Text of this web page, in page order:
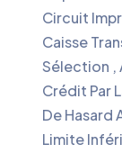
Circuit
Caisse
Sélection ,
Crédit Par
De
Limite